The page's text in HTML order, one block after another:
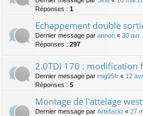
Réponses : 1
Echappement double
Dernier message par annon « 30 avr.
Réponses : 297
2.0TDI 170 : modification
Dernier message par mig95fr « 12
Réponses : 5
Montage de l'attelage
Dernier message par Artefackt « 27